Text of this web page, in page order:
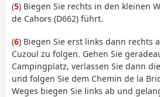
(5) Biegen Sie rechts in den kleinen
de Cahors (D662) führt.
(6) Biegen Sie erst links dann rechts
Cuzoul zu folgen. Gehen Sie
Campingplatz, verlassen Sie dann
und folgen Sie dem Chemin de la
Weges biegen Sie links ab und